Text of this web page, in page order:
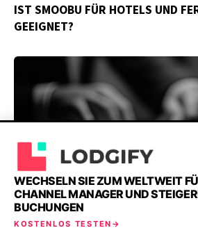
IST SMOOBU FÜR HOTELS UND
GEEIGNET?
WECHSELN SIE ZUM WELTWEIT
CHANNEL MANAGER UND
BUCHUNGEN
KOSTENLOS TESTEN